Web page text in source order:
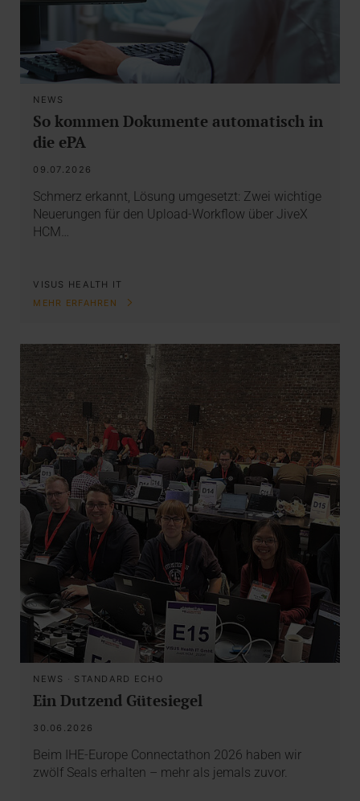
NEWS
So kommen Dokumente automatisch in
die ePA
09.07.2026
Schmerz erkannt, Lösung umgesetzt: Zwei wichtige
Neuerungen für den Upload-Workflow über JiveX
HCM…
VISUS HEALTH IT
MEHR ERFAHREN
NEWS · STANDARD ECHO
Ein Dutzend Gütesiegel
30.06.2026
Beim IHE-Europe Connectathon 2026 haben wir
zwölf Seals erhalten – mehr als jemals zuvor.